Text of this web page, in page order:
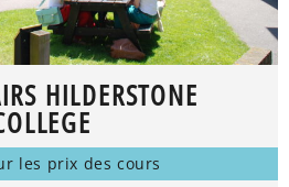
HILDERSTONE
les prix des cours